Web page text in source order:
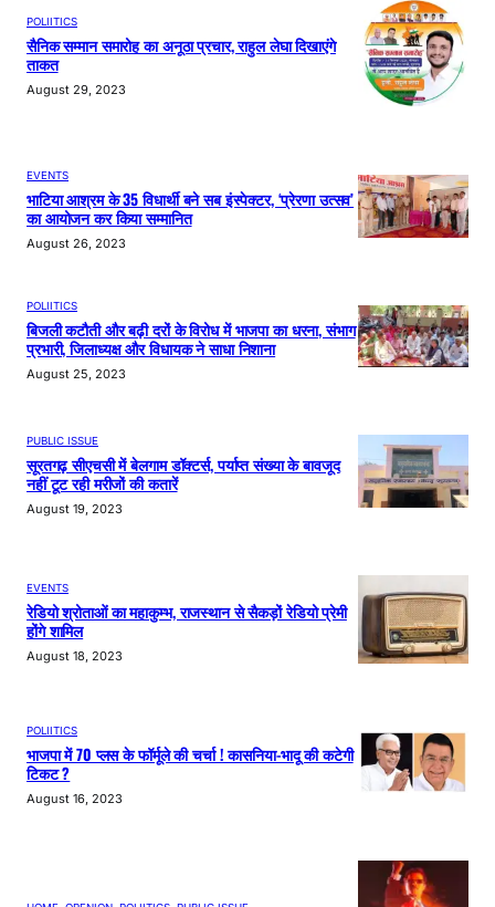
POLIITICS
सैनिक सम्मान समारोह का अनूठा प्रचार, राहुल लेघा दिखाएंगे
ताकत
August 29, 2023
EVENTS
भाटिया आश्रम के 35 विधार्थी बने सब इंस्पेक्टर, ‘प्रेरणा उत्सव’
का आयोजन कर किया सम्मानित
August 26, 2023
POLIITICS
बिजली कटौती और बढ़ी दरों के विरोध में भाजपा का धरना, संभाग
प्रभारी, जिलाध्यक्ष और विधायक ने साधा निशाना
August 25, 2023
PUBLIC ISSUE
सूरतगढ़ सीएचसी में बेलगाम डॉक्टर्स, पर्याप्त संख्या के बावजूद
नहीं टूट रही मरीजों की कतारें
August 19, 2023
EVENTS
रेडियो श्रोताओं का महाकुम्भ, राजस्थान से सैकड़ों रेडियो प्रेमी
होंगे शामिल
August 18, 2023
POLIITICS
भाजपा में 70 प्लस के फॉर्मूले की चर्चा ! कासनिया-भादू की कटेगी
टिकट ?
August 16, 2023